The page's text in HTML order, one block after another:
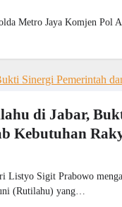
Metro Jaya Komjen Pol
di Jabar,
Kebutuhan
Sigit Prabowo
(Rutilahu) yang…